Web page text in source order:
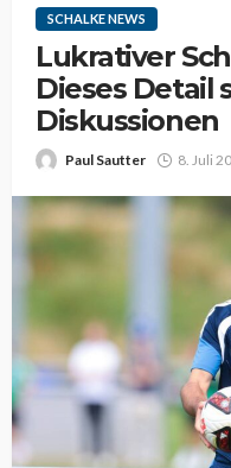
SCHALKE NEWS
Lukrativer
Dieses Detail
Diskussionen
Paul Sautter 8. Juli